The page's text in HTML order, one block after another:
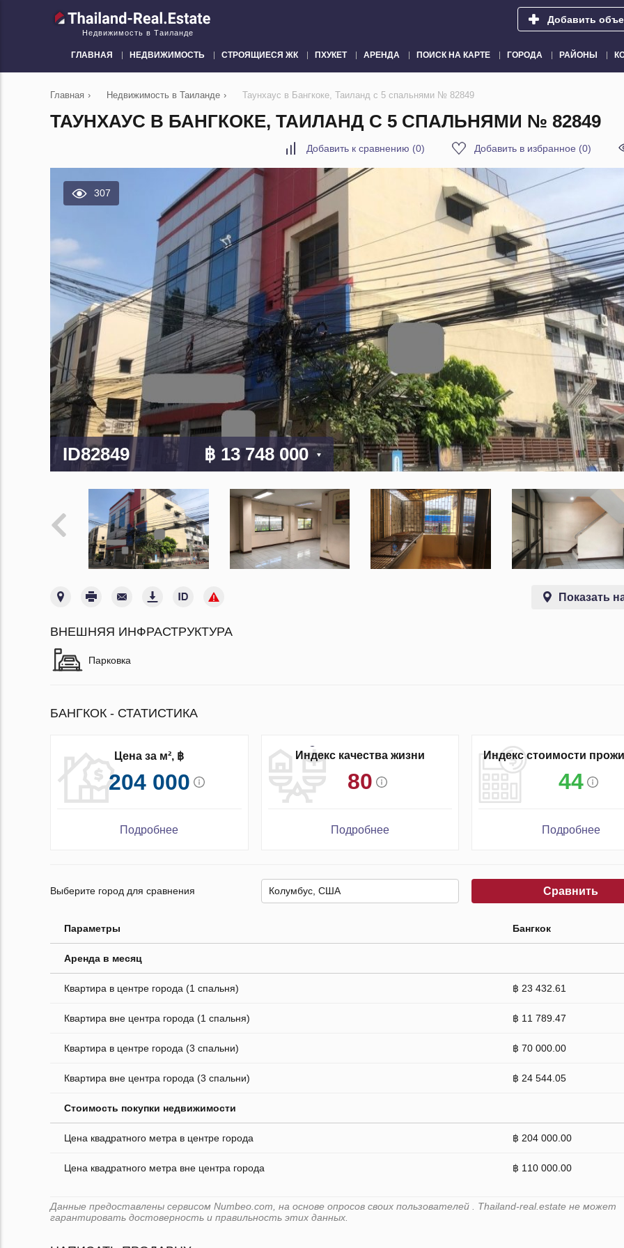
Недвижимость в Таиланде
Добавить
ГЛАВНАЯ НЕДВИЖИМОСТЬ СТРОЯЩИЕСЯ ЖК ПХУКЕТ АРЕНДА ПОИСК НА КАРТЕ ГОРОДА РАЙОНЫ
Главная › Недвижимость в Таиланде › Таунхаус в Бангкоке, Таиланд с 5 спальнями № 82849
ТАУНХАУС В БАНГКОКЕ, ТАИЛАНД С 5 СПАЛЬНЯМИ № 82849
Добавить к сравнению (0) Добавить в избранное (0)
307
ID82849 ฿ 13 748 000
Показать
ВНЕШНЯЯ ИНФРАСТРУКТУРА
Парковка
БАНГКОК - СТАТИСТИКА
Цена за м², ฿
204 000
Подробнее
Индекс качества жизни
80
Подробнее
Индекс стоимости
44
Подробнее
Выберите город для сравнения Сравнить
Параметры Бангкок
Аренда в месяц
Квартира в центре города (1 спальня) ฿ 23 432.61
Квартира вне центра города (1 спальня) ฿ 11 789.47
Квартира в центре города (3 спальни) ฿ 70 000.00
Квартира вне центра города (3 спальни) ฿ 24 544.05
Стоимость покупки недвижимости
Цена квадратного метра в центре города ฿ 204 000.00
Цена квадратного метра вне центра города ฿ 110 000.00
Данные предоставлены сервисом Numbeo.com, на основе опросов своих пользователей . Thailand-real.estate не может
гарантировать достоверность и правильность этих данных.